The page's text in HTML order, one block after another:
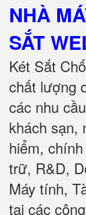
NHÀ
SẮT
Két Sắt
chất lượng
các nhu
khách sạn,
hiểm,
trữ, R&D,
Máy tính,
tại các